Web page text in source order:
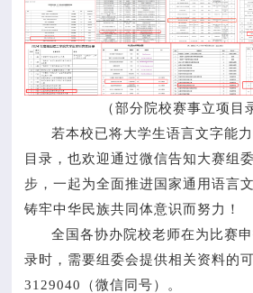
（部分院校赛事立项目
若本校已将大学生语言文字能
目录，也欢迎通过微信告知大赛组
步，一起为全面推进国家通用语言
铸牢中华民族共同体意识而努力！
全国各协办院校老师在为比赛
录时，需要组委会提供相关资料的
3129040（微信同号）。